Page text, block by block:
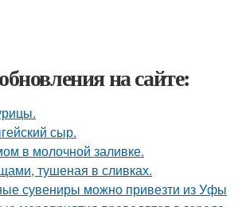
на сайте:
сыр.
в молочной заливке.
тушеная в сливках.
сувениры можно привезти из Уфы